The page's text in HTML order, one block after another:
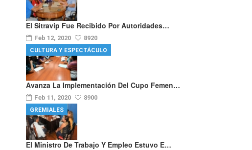
El Sitravip Fue Recibido Por Autoridades…
Feb 12, 2020 8920
Avanza La Implementación Del Cupo Femen…
Feb 11, 2020 8900
CULTURA Y ESPECTÁCULO
El Ministro De Trabajo Y Empleo Estuvo E…
GREMIALES